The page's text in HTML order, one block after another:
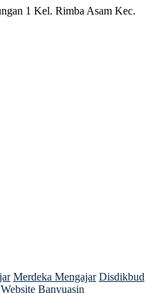
1 Kel. Rimba Asam Kec.
Merdeka Mengajar Disdikbud
Website Banyuasin